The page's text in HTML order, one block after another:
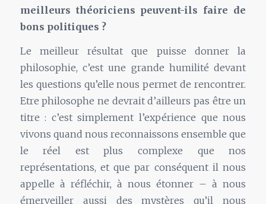
meilleurs théoriciens peuvent-ils faire de
bons politiques ?
Le meilleur résultat que puisse donner la
philosophie, c’est une grande humilité devant
les questions qu’elle nous permet de rencontrer.
Etre philosophe ne devrait d’ailleurs pas être un
titre : c’est simplement l’expérience que nous
vivons quand nous reconnaissons ensemble que
le réel est plus complexe que nos
représentations, et que par conséquent il nous
appelle à réfléchir, à nous étonner – à nous
émerveiller aussi des mystères qu’il nous